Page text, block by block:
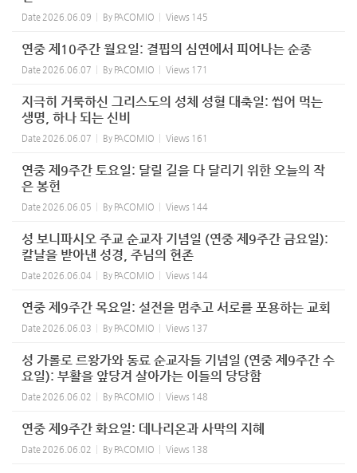
Date 2026.06.09 By PACOMIO Views 145
연중 제10주간 월요일: 결핍의 심연에서 피어나는 순종
Date 2026.06.07 By PACOMIO Views 171
지극히 거룩하신 그리스도의 성체 성혈 대축일: 씹어 먹는
생명, 하나 되는 신비
Date 2026.06.07 By PACOMIO Views 161
연중 제9주간 토요일: 달릴 길을 다 달리기 위한 오늘의 작
은 봉헌
Date 2026.06.05 By PACOMIO Views 144
성 보니파시오 주교 순교자 기념일 (연중 제9주간 금요일):
칼날을 받아낸 성경, 주님의 현존
Date 2026.06.04 By PACOMIO Views 144
연중 제9주간 목요일: 설전을 멈추고 서로를 포용하는 교회
Date 2026.06.03 By PACOMIO Views 137
성 가롤로 르왕가와 동료 순교자들 기념일 (연중 제9주간 수
요일): 부활을 앞당겨 살아가는 이들의 당당함
Date 2026.06.02 By PACOMIO Views 148
연중 제9주간 화요일: 데나리온과 사막의 지혜
Date 2026.06.02 By PACOMIO Views 138